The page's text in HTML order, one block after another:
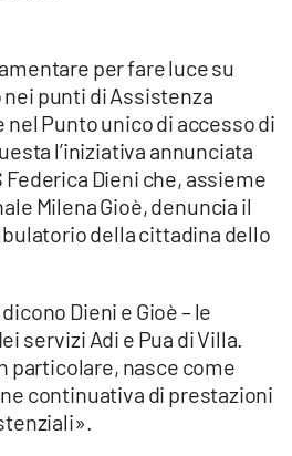
per fare luce su
punti di Assistenza
Punto unico di accesso di
l’iniziativa annunciata
Federica Dieni che, assieme
Milena Gioè, denuncia il
della cittadina dello
Dieni e Gioè – le
servizi Adi e Pua di Villa.
particolare, nasce come
continuativa di prestazioni